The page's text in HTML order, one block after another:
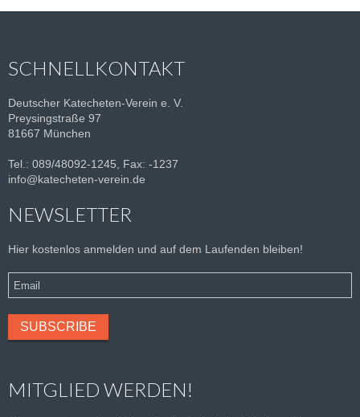
SCHNELLKONTAKT
Deutscher Katecheten-Verein e. V.
Preysingstraße 97
81667 München
Tel.: 089/48092-1245, Fax: -1237
info@katecheten-verein.de
NEWSLETTER
Hier kostenlos anmelden und auf dem Laufenden bleiben!
MITGLIED WERDEN!